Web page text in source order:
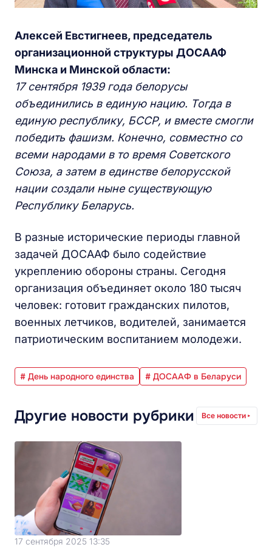
Алексей Евстигнеев, председатель
организационной структуры ДОСААФ
Минска и Минской области:
17 сентября 1939 года белорусы
объединились в единую нацию. Тогда в
единую республику, БССР, и вместе смогли
победить фашизм. Конечно, совместно со
всеми народами в то время Советского
Союза, а затем в единстве белорусской
нации создали ныне существующую
Республику Беларусь.
В разные исторические периоды главной
задачей ДОСААФ было содействие
укреплению обороны страны. Сегодня
организация объединяет около 180 тысяч
человек: готовит гражданских пилотов,
военных летчиков, водителей, занимается
патриотическим воспитанием молодежи.
# День народного единства # ДОСААФ в Беларуси
Другие новости рубрики Все новости
17 сентября 2025 13:35